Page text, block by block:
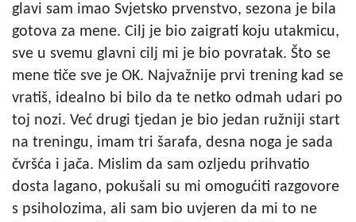
glavi sam imao Svjetsko prvenstvo, sezona je bila
gotova za mene. Cilj je bio zaigrati koju utakmicu,
sve u svemu glavni cilj mi je bio povratak. Što se
mene tiče sve je OK. Najvažnije prvi trening kad se
vratiš, idealno bi bilo da te netko odmah udari po
toj nozi. Već drugi tjedan je bio jedan ružniji start
na treningu, imam tri šarafa, desna noga je sada
čvršća i jača. Mislim da sam ozljedu prihvatio
dosta lagano, pokušali su mi omogućiti razgovore
s psiholozima, ali sam bio uvjeren da mi to ne